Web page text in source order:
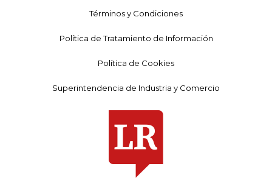
Términos y Condiciones
Política de Tratamiento de Información
Política de Cookies
Superintendencia de Industria y Comercio